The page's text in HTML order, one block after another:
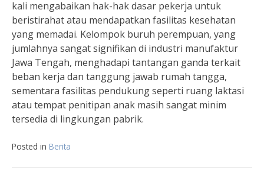
kali mengabaikan hak-hak dasar pekerja untuk
beristirahat atau mendapatkan fasilitas kesehatan
yang memadai. Kelompok buruh perempuan, yang
jumlahnya sangat signifikan di industri manufaktur
Jawa Tengah, menghadapi tantangan ganda terkait
beban kerja dan tanggung jawab rumah tangga,
sementara fasilitas pendukung seperti ruang laktasi
atau tempat penitipan anak masih sangat minim
tersedia di lingkungan pabrik.
Posted in Berita